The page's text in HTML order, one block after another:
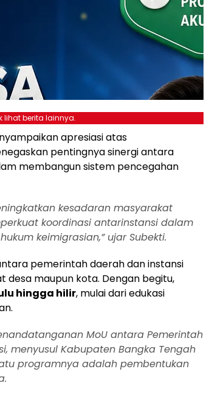
lihat berita lainnya.
apresiasi atas
pentingnya sinergi antara
membangun sistem pencegahan
kesadaran masyarakat
koordinasi antarinstansi dalam
keimigrasian,” ujar Subekti.
pemerintah daerah dan instansi
desa maupun kota. Dengan begitu,
hingga hilir, mulai dari edukasi
MoU antara Pemerintah
menyusul Kabupaten Bangka Tengah
programnya adalah pembentukan